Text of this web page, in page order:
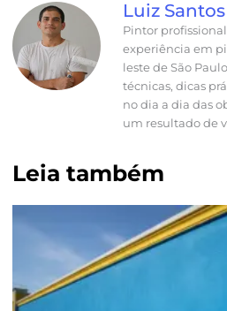
Luiz Santos
Pintor
experiência em
leste de São
técnicas, dicas
no dia a dia das
um resultado de
Leia também